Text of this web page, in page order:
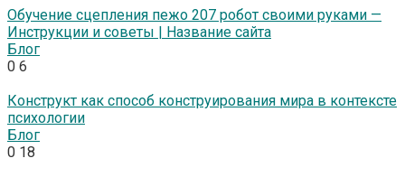
Обучение сцепления пежо 207 робот своими руками —
Инструкции и советы | Название сайта
Блог
0 6
Конструкт как способ конструирования мира в контексте
психологии
Блог
0 18